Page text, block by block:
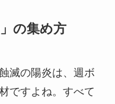
の集め方
滅の陽炎は、週ボ
ですよね。すべて